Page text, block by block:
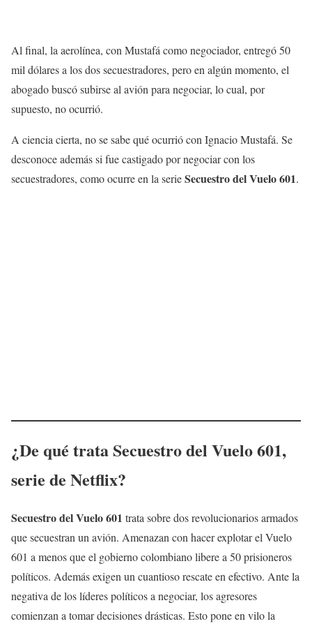
Al final, la aerolínea, con Mustafá como negociador, entregó 50
mil dólares a los dos secuestradores, pero en algún momento, el
abogado buscó subirse al avión para negociar, lo cual, por
supuesto, no ocurrió.
A ciencia cierta, no se sabe qué ocurrió con Ignacio Mustafá. Se
desconoce además si fue castigado por negociar con los
secuestradores, como ocurre en la serieSecuestro del Vuelo 601.
¿De qué trataSecuestro del Vuelo 601,
serie de Netflix?
Secuestro del Vuelo 601 trata sobre dos revolucionarios armados
que secuestran un avión. Amenazan con hacer explotar el Vuelo
601 a menos que el gobierno colombiano libere a 50 prisioneros
políticos. Además exigen un cuantioso rescate en efectivo. Ante la
negativa de los líderes políticos a negociar, los agresores
comienzan a tomar decisiones drásticas. Esto pone en vilo la